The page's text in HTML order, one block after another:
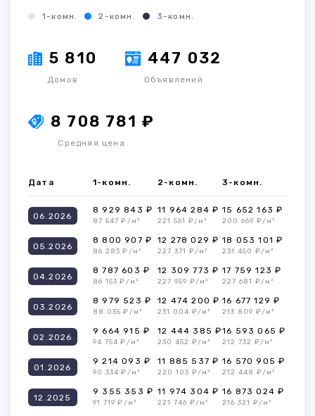
1-комн. 2-комн. 3-комн.
5 810
Домов
447 032
Объявлений
8 708 781 ₽
Средняя цена
Дата 1-комн. 2-комн. 3-комн.
06.2026
8 929 843 ₽
87 547 ₽/м²
11 964 284 ₽
221 561 ₽/м²
15 652 163 ₽
200 669 ₽/м²
05.2026
8 800 907 ₽
86 283 ₽/м²
12 278 029 ₽
227 371 ₽/м²
18 053 101 ₽
231 450 ₽/м²
04.2026
8 787 603 ₽
86 153 ₽/м²
12 309 773 ₽
227 959 ₽/м²
17 759 123 ₽
227 681 ₽/м²
03.2026
8 979 523 ₽
88 035 ₽/м²
12 474 200 ₽
231 004 ₽/м²
16 677 129 ₽
213 809 ₽/м²
02.2026
9 664 915 ₽
94 754 ₽/м²
12 444 385 ₽
230 452 ₽/м²
16 593 065 ₽
212 732 ₽/м²
01.2026
9 214 093 ₽
90 334 ₽/м²
11 885 537 ₽
220 103 ₽/м²
16 570 905 ₽
212 448 ₽/м²
12.2025
9 355 353 ₽
91 719 ₽/м²
11 974 304 ₽
221 746 ₽/м²
16 873 024 ₽
216 321 ₽/м²